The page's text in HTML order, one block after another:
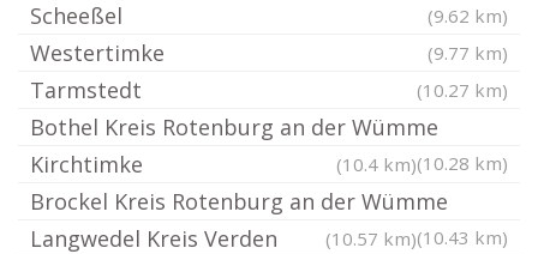
Scheeßel (9.62 km)
Westertimke (9.77 km)
Tarmstedt (10.27 km)
Bothel Kreis Rotenburg an der Wümme
(10.28 km)
Kirchtimke (10.4 km)
Brockel Kreis Rotenburg an der Wümme
(10.43 km)
Langwedel Kreis Verden (10.57 km)